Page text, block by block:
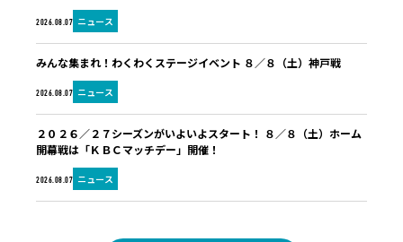
2026.08.07 ニュース
2026.08.07 ニュース
みんな集まれ！わくわくステージイベント ８／８（土）神戸戦
2026.08.07 ニュース
２０２６／２７シーズンがいよいよスタート！ ８／８（土）ホーム
開幕戦は「ＫＢＣマッチデー」開催！